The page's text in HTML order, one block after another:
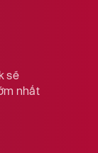
sẽ
nhất